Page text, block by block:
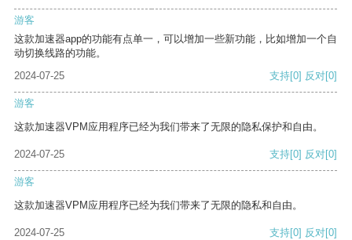
游客
这款加速器app的功能有点单一，可以增加一些新功能，比如增加一个自
动切换线路的功能。
2024-07-25
支持[0] 反对[0]
游客
这款加速器VPM应用程序已经为我们带来了无限的隐私保护和自由。
2024-07-25 支持[0] 反对[0]
游客
这款加速器VPM应用程序已经为我们带来了无限的隐私和自由。
2024-07-25 支持[0] 反对[0]